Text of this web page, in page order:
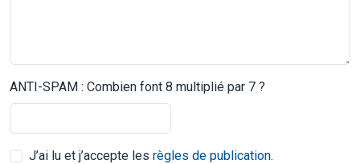
ANTI-SPAM : Combien font 8 multiplié par 7 ?
J’ai lu et j’accepte les règles de publication.